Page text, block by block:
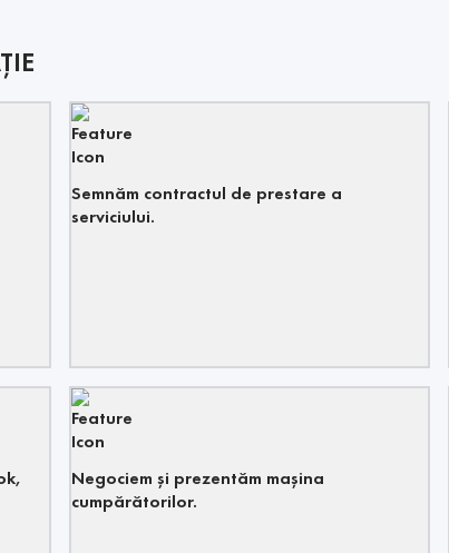
Semnăm contractul de prestare a
serviciului.
Negociem și prezentăm mașina
cumpărătorilor.